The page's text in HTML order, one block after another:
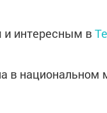
интересным в
в